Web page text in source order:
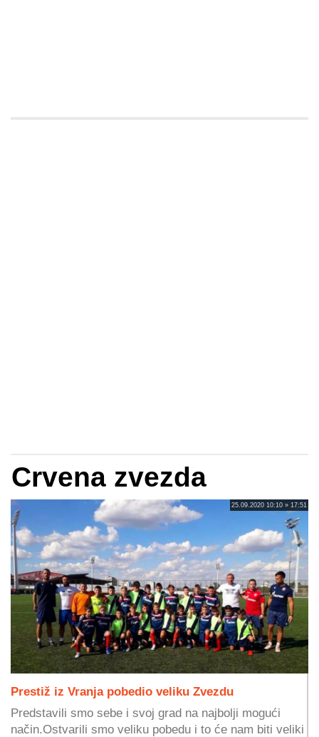
Crvena zvezda
25.09.2020 10:10 » 17:51
Prestiž iz Vranja pobedio veliku Zvezdu
Predstavili smo sebe i svoj grad na najbolji mogući
način.Ostvarili smo veliku pobedu i to će nam biti veliki